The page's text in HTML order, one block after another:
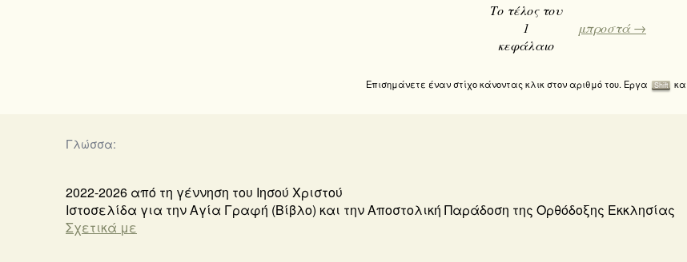
Το τέλος του
1
κεφάλαιο
μπροστά →
Επισημάνετε έναν στίχο κάνοντας κλικ στον αριθμό του. Εργα Shift
Γλώσσα:
2022-2026 από τη γέννηση του Ιησού Χριστού
Ιστοσελίδα για την Αγία Γραφή (Βίβλο) και την Αποστολική Παράδοση της Ορθόδοξης Εκκλησίας
Σχετικά με